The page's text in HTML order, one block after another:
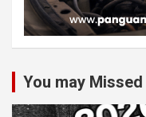
You may Missed